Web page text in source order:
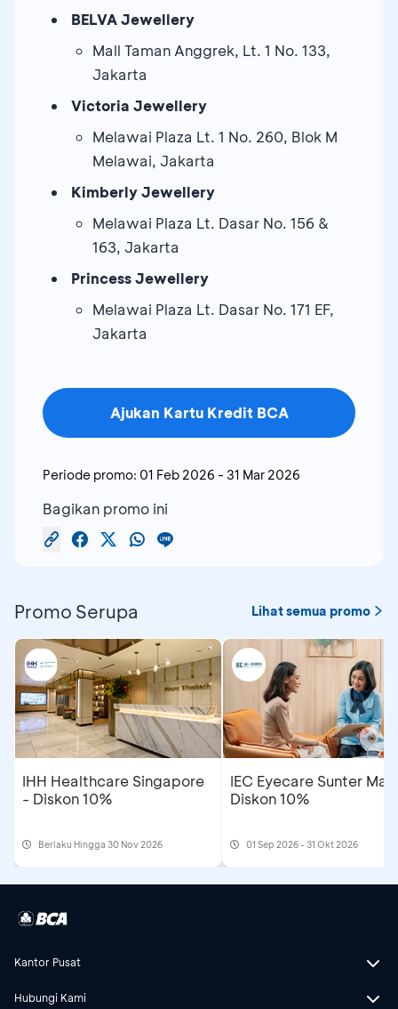
BELVA Jewellery
Mall Taman Anggrek, Lt. 1 No. 133,
Jakarta
Victoria Jewellery
Melawai Plaza Lt. 1 No. 260, Blok M
Melawai, Jakarta
Kimberly Jewellery
Melawai Plaza Lt. Dasar No. 156 &
163, Jakarta
Princess Jewellery
Melawai Plaza Lt. Dasar No. 171 EF,
Jakarta
Ajukan Kartu Kredit BCA
Periode promo: 01 Feb 2026 - 31 Mar 2026
Bagikan promo ini
Promo Serupa Lihat semua promo
IHH Healthcare Singapore
- Diskon 10%
Berlaku Hingga 30 Nov 2026
IEC Eyecare Sunter
Diskon 10%
01 Sep 2026 - 31 Okt 2026
Kantor Pusat
Hubungi Kami